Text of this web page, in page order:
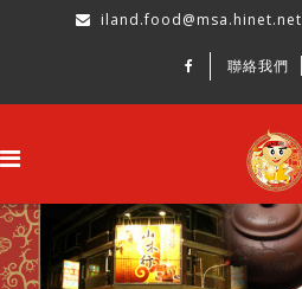
iland.food@msa.hinet.net
聯絡我們